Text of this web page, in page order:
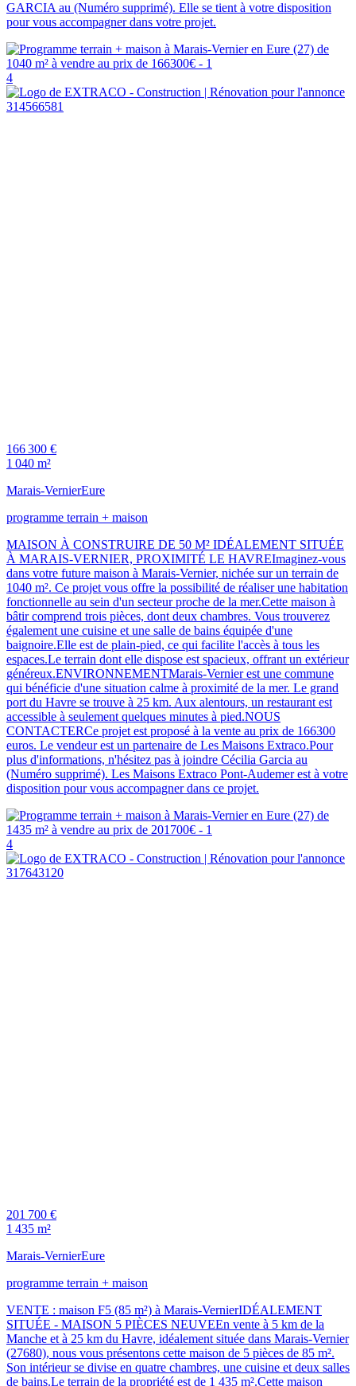
GARCIA au (Numéro supprimé). Elle se tient à votre disposition
pour vous accompagner dans votre projet.
4
166 300 €
1 040 m²
Marais-VernierEure
programme terrain + maison
MAISON À CONSTRUIRE DE 50 M² IDÉALEMENT SITUÉE
À MARAIS-VERNIER, PROXIMITÉ LE HAVREImaginez-vous
dans votre future maison à Marais-Vernier, nichée sur un terrain de
1040 m². Ce projet vous offre la possibilité de réaliser une habitation
fonctionnelle au sein d'un secteur proche de la mer.Cette maison à
bâtir comprend trois pièces, dont deux chambres. Vous trouverez
également une cuisine et une salle de bains équipée d'une
baignoire.Elle est de plain-pied, ce qui facilite l'accès à tous les
espaces.Le terrain dont elle dispose est spacieux, offrant un extérieur
généreux.ENVIRONNEMENTMarais-Vernier est une commune
qui bénéficie d'une situation calme à proximité de la mer. Le grand
port du Havre se trouve à 25 km. Aux alentours, un restaurant est
accessible à seulement quelques minutes à pied.NOUS
CONTACTERCe projet est proposé à la vente au prix de 166300
euros. Le vendeur est un partenaire de Les Maisons Extraco.Pour
plus d'informations, n'hésitez pas à joindre Cécilia Garcia au
(Numéro supprimé). Les Maisons Extraco Pont-Audemer est à votre
disposition pour vous accompagner dans ce projet.
4
201 700 €
1 435 m²
Marais-VernierEure
programme terrain + maison
VENTE : maison F5 (85 m²) à Marais-VernierIDÉALEMENT
SITUÉE - MAISON 5 PIÈCES NEUVEEn vente à 5 km de la
Manche et à 25 km du Havre, idéalement située dans Marais-Vernier
(27680), nous vous présentons cette maison de 5 pièces de 85 m².
Son intérieur se divise en quatre chambres, une cuisine et deux salles
de bains.Le terrain de la propriété est de 1 435 m².Cette maison